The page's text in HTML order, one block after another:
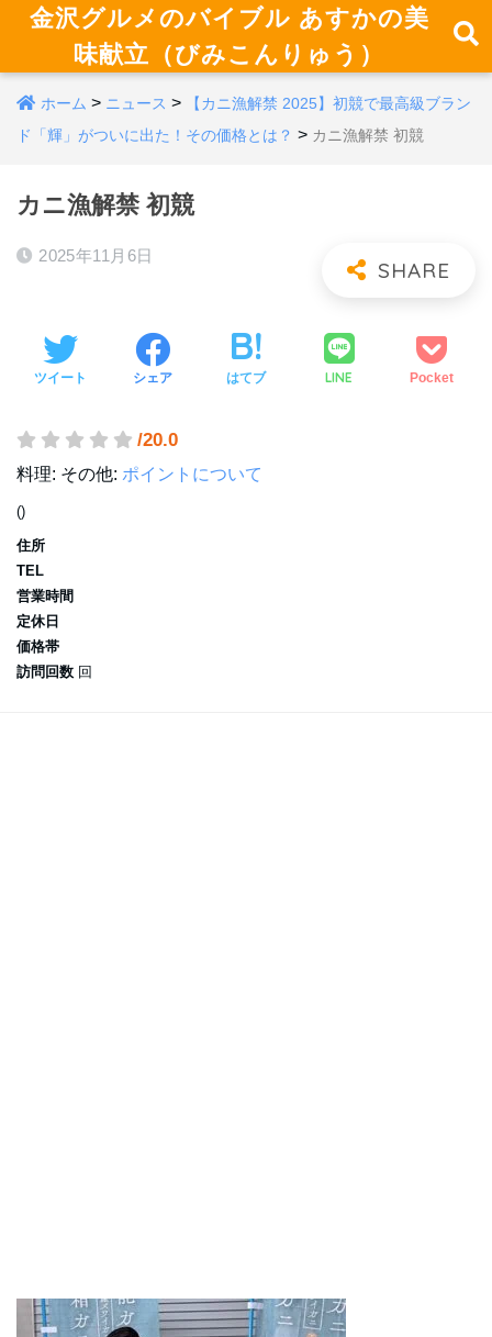
金沢グルメのバイブル あすかの美
味献立（びみこんりゅう）
ホーム > ニュース >
【カニ漁解禁 2025】初競で最高級ブラン
ド「輝」がついに出た！その価格とは？ > カニ漁解禁 初競
カニ漁解禁 初競
2025年11月6日
ツイート シェア はてブ LINE Pocket
/20.0
料理: その他: ポイントについて
()
住所
TEL
営業時間
定休日
価格帯
訪問回数 回